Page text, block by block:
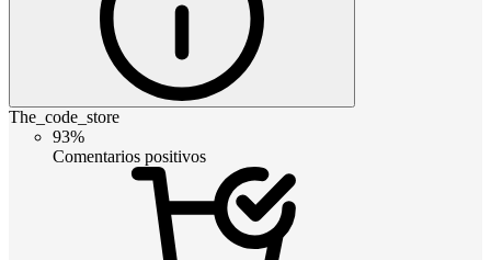
The_code_store
93%
Comentarios positivos